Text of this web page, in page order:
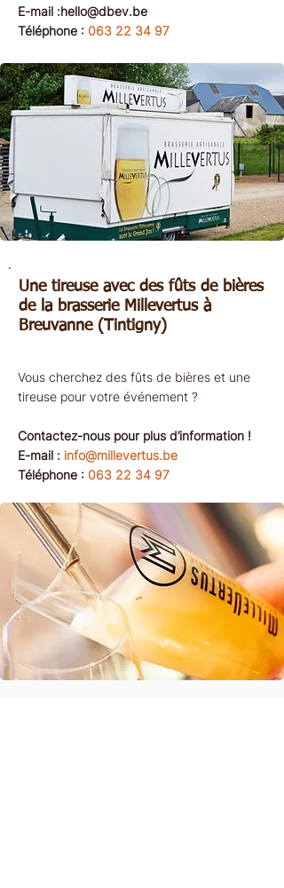
E-mail :hello@dbev.be
Téléphone : 063 22 34 97
Une tireuse avec des fûts de bières
de la brasserie Millevertus à
Breuvanne (Tintigny)
Vous cherchez des fûts de bières et une
tireuse pour votre événement ?
Contactez-nous pour plus d’information !
E-mail : info@millevertus.be
Téléphone : 063 22 34 97